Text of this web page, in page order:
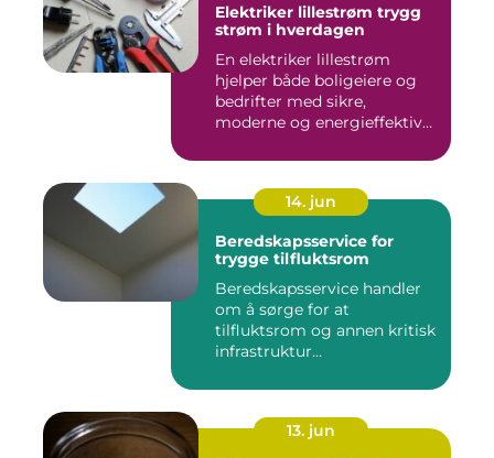
Elektriker lillestrøm trygg
strøm i hverdagen
En elektriker lillestrøm
hjelper både boligeiere og
bedrifter med sikre,
moderne og energieffektive
14. jun
Beredskapsservice for
trygge tilfluktsrom
Beredskapsservice handler
om å sørge for at
tilfluktsrom og annen kritisk
infrastruktur...
13. jun